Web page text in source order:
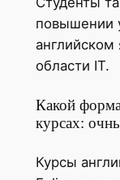
повышении
английском
области IT.
Какой
курсах:
Курсы